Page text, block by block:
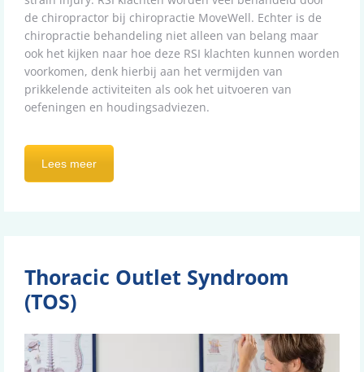
de chiropractor bij chiropractie MoveWell. Echter is de
chiropractie behandeling niet alleen van belang maar
ook het kijken naar hoe deze RSI klachten kunnen worden
voorkomen, denk hierbij aan het vermijden van
prikkelende activiteiten als ook het uitvoeren van
oefeningen en houdingsadviezen.
Lees meer
Thoracic Outlet Syndroom
(TOS)